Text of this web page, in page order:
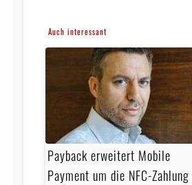
Auch interessant
Payback erweitert Mobile
Payment um die NFC-Zahlung